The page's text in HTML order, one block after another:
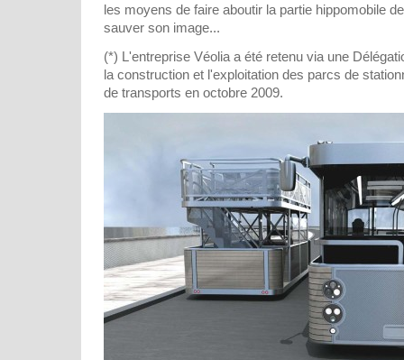
les moyens de faire aboutir la partie hippomobile
sauver son image...
(*) L'entreprise Véolia a été retenu via une
la construction et l'exploitation des parcs de
de transports en octobre 2009.